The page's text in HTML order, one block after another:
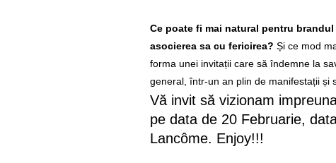
Ce poate fi mai natural pentru
asocierea sa cu fericirea? Și ce mod
forma unei invitații care să îndemne la
general, într-un an plin de manifestații și
Vă invit să vizionam
pe data de 20 Februarie,
Lancôme. Enjoy!!!